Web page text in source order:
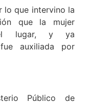
lo que intervino la
que la mujer
lugar, y ya
auxiliada por
Público de